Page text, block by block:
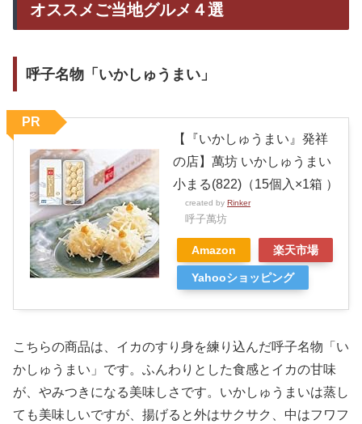
オススメご当地グルメ４選
呼子名物「いかしゅうまい」
【『いかしゅうまい』発祥
の店】萬坊 いかしゅうまい
小まる(822)（15個入×1箱 ）
created by Rinker
呼子萬坊
Amazon 楽天市場
Yahooショッピング
PR
こちらの商品は、イカのすり身を練り込んだ呼子名物「い
かしゅうまい」です。ふんわりとした食感とイカの甘味
が、やみつきになる美味しさです。いかしゅうまいは蒸し
ても美味しいですが、揚げると外はサクサク、中はフワフ